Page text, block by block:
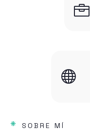




* SOBRE MÍ